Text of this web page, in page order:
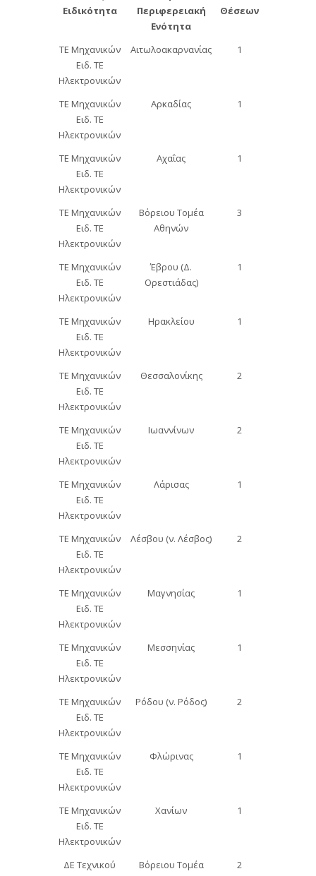
Ειδικότητα
Περιφερειακή
Ενότητα
Θέσεων
ΤΕ Μηχανικών
Ειδ. ΤΕ
Ηλεκτρονικών
Αιτωλοακαρνανίας 1
ΤΕ Μηχανικών
Ειδ. ΤΕ
Ηλεκτρονικών
Αρκαδίας 1
ΤΕ Μηχανικών
Ειδ. ΤΕ
Ηλεκτρονικών
Αχαΐας 1
ΤΕ Μηχανικών
Ειδ. ΤΕ
Ηλεκτρονικών
Βόρειου Τομέα
Αθηνών
3
ΤΕ Μηχανικών
Ειδ. ΤΕ
Ηλεκτρονικών
Έβρου (Δ.
Ορεστιάδας)
1
ΤΕ Μηχανικών
Ειδ. ΤΕ
Ηλεκτρονικών
Ηρακλείου 1
ΤΕ Μηχανικών
Ειδ. ΤΕ
Ηλεκτρονικών
Θεσσαλονίκης 2
ΤΕ Μηχανικών
Ειδ. ΤΕ
Ηλεκτρονικών
Ιωαννίνων 2
ΤΕ Μηχανικών
Ειδ. ΤΕ
Ηλεκτρονικών
Λάρισας 1
ΤΕ Μηχανικών
Ειδ. ΤΕ
Ηλεκτρονικών
Λέσβου (ν. Λέσβος) 2
ΤΕ Μηχανικών
Ειδ. ΤΕ
Ηλεκτρονικών
Μαγνησίας 1
ΤΕ Μηχανικών
Ειδ. ΤΕ
Ηλεκτρονικών
Μεσσηνίας 1
ΤΕ Μηχανικών
Ειδ. ΤΕ
Ηλεκτρονικών
Ρόδου (ν. Ρόδος) 2
ΤΕ Μηχανικών
Ειδ. ΤΕ
Ηλεκτρονικών
Φλώρινας 1
ΤΕ Μηχανικών
Ειδ. ΤΕ
Ηλεκτρονικών
Χανίων 1
ΔΕ Τεχνικού
Βόρειου Τομέα
2